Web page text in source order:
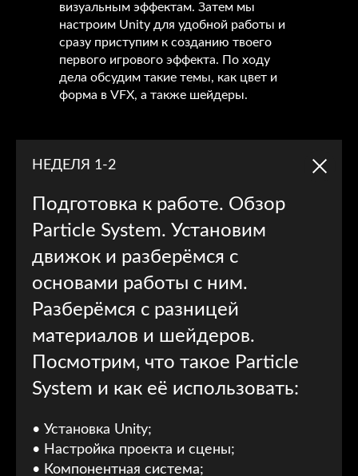
визуальным эффектам. Затем мы
настроим Unity для удобной работы и
сразу приступим к созданию твоего
первого игрового эффекта. По ходу
дела обсудим такие темы, как цвет и
форма в VFX, а также шейдеры.
НЕДЕЛЯ 1-2
Подготовка к работе. Обзор
Particle System. Установим
движок и разберёмся с
основами работы с ним.
Разберёмся с разницей
материалов и шейдеров.
Посмотрим, что такое Particle
System и как её использовать:
• Установка Unity;
• Настройка проекта и сцены;
• Компонентная система;